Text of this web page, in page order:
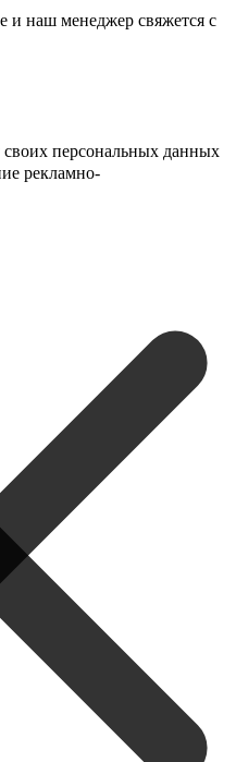
и наш менеджер свяжется с
своих персональных данных
рекламно-